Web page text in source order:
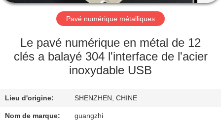
NOUS
VISITE
D'USINE
DE
Pavé numérique métalliques
Le pavé numérique en métal de 12
clés a balayé 304 l'interface de l'acier
inoxydable USB
Lieu d'origine: SHENZHEN, CHINE
Nom de marque: guangzhi